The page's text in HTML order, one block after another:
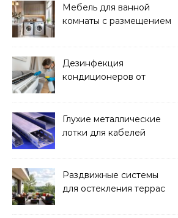
Мебель для ванной
комнаты с размещением
Дезинфекция
кондиционеров от
Глухие металлические
лотки для кабелей
Раздвижные системы
для остекления террас